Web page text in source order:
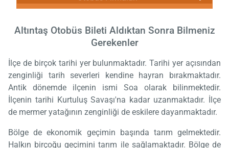
Altıntaş Otobüs Bileti Aldıktan Sonra Bilmeniz
Gerekenler
İlçe de birçok tarihi yer bulunmaktadır. Tarihi yer açısından
zenginliği tarih severleri kendine hayran bırakmaktadır.
Antik dönemde ilçenin ismi Soa olarak bilinmektedir.
İlçenin tarihi Kurtuluş Savaşı'na kadar uzanmaktadır. İlçe
de mermer yatağının zenginliği de eskilere dayanmaktadır.
Bölge de ekonomik geçimin başında tarım gelmektedir.
Halkın birçoğu geçimini tarım ile sağlamaktadır. Bölge de